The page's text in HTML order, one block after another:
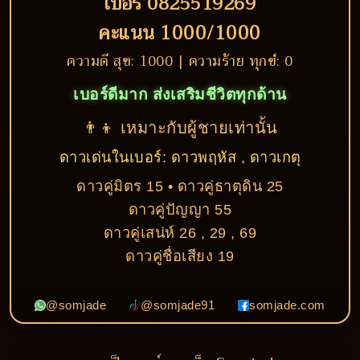
คะแนน 1000/1000
ความดี สุข: 1000 | ความร้าย ทุกข์: 0
เบอร์ดีมาก ส่งเสริมชีวิตทุกด้าน
👨‍👦 เหมาะกับผู้ชายเท่านั้น
ดาวเด่นในเบอร์: ดาวพฤหัส , ดาวเกตุ
ดาวคู่มิตร 15 • ดาวคู่ธาตุดิน 25
ดาวคู่ปัญญา 55
ดาวคู่เสน่ห์ 26 , 29 , 69
ดาวคู่ชื่อเสียง 19
@somjade @somjade91 somjade.com